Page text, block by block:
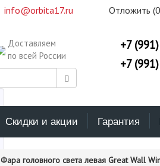
info@orbita17.ru Отложить (0
Доставляем
по всей России
+7
+7
Скидки и акции Гарантия
Фара головного света левая Great Wall